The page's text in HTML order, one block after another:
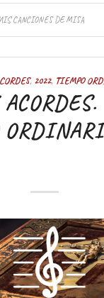
CANCIONES DE MISA
, 2022, TIEMPO